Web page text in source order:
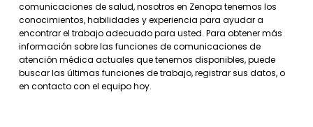
comunicaciones de salud, nosotros en Zenopa tenemos los
conocimientos, habilidades y experiencia para ayudar a
encontrar el trabajo adecuado para usted. Para obtener más
información sobre las funciones de comunicaciones de
atención médica actuales que tenemos disponibles, puede
buscar las últimas funciones de trabajo, registrar sus datos, o
en contacto con el equipo hoy.